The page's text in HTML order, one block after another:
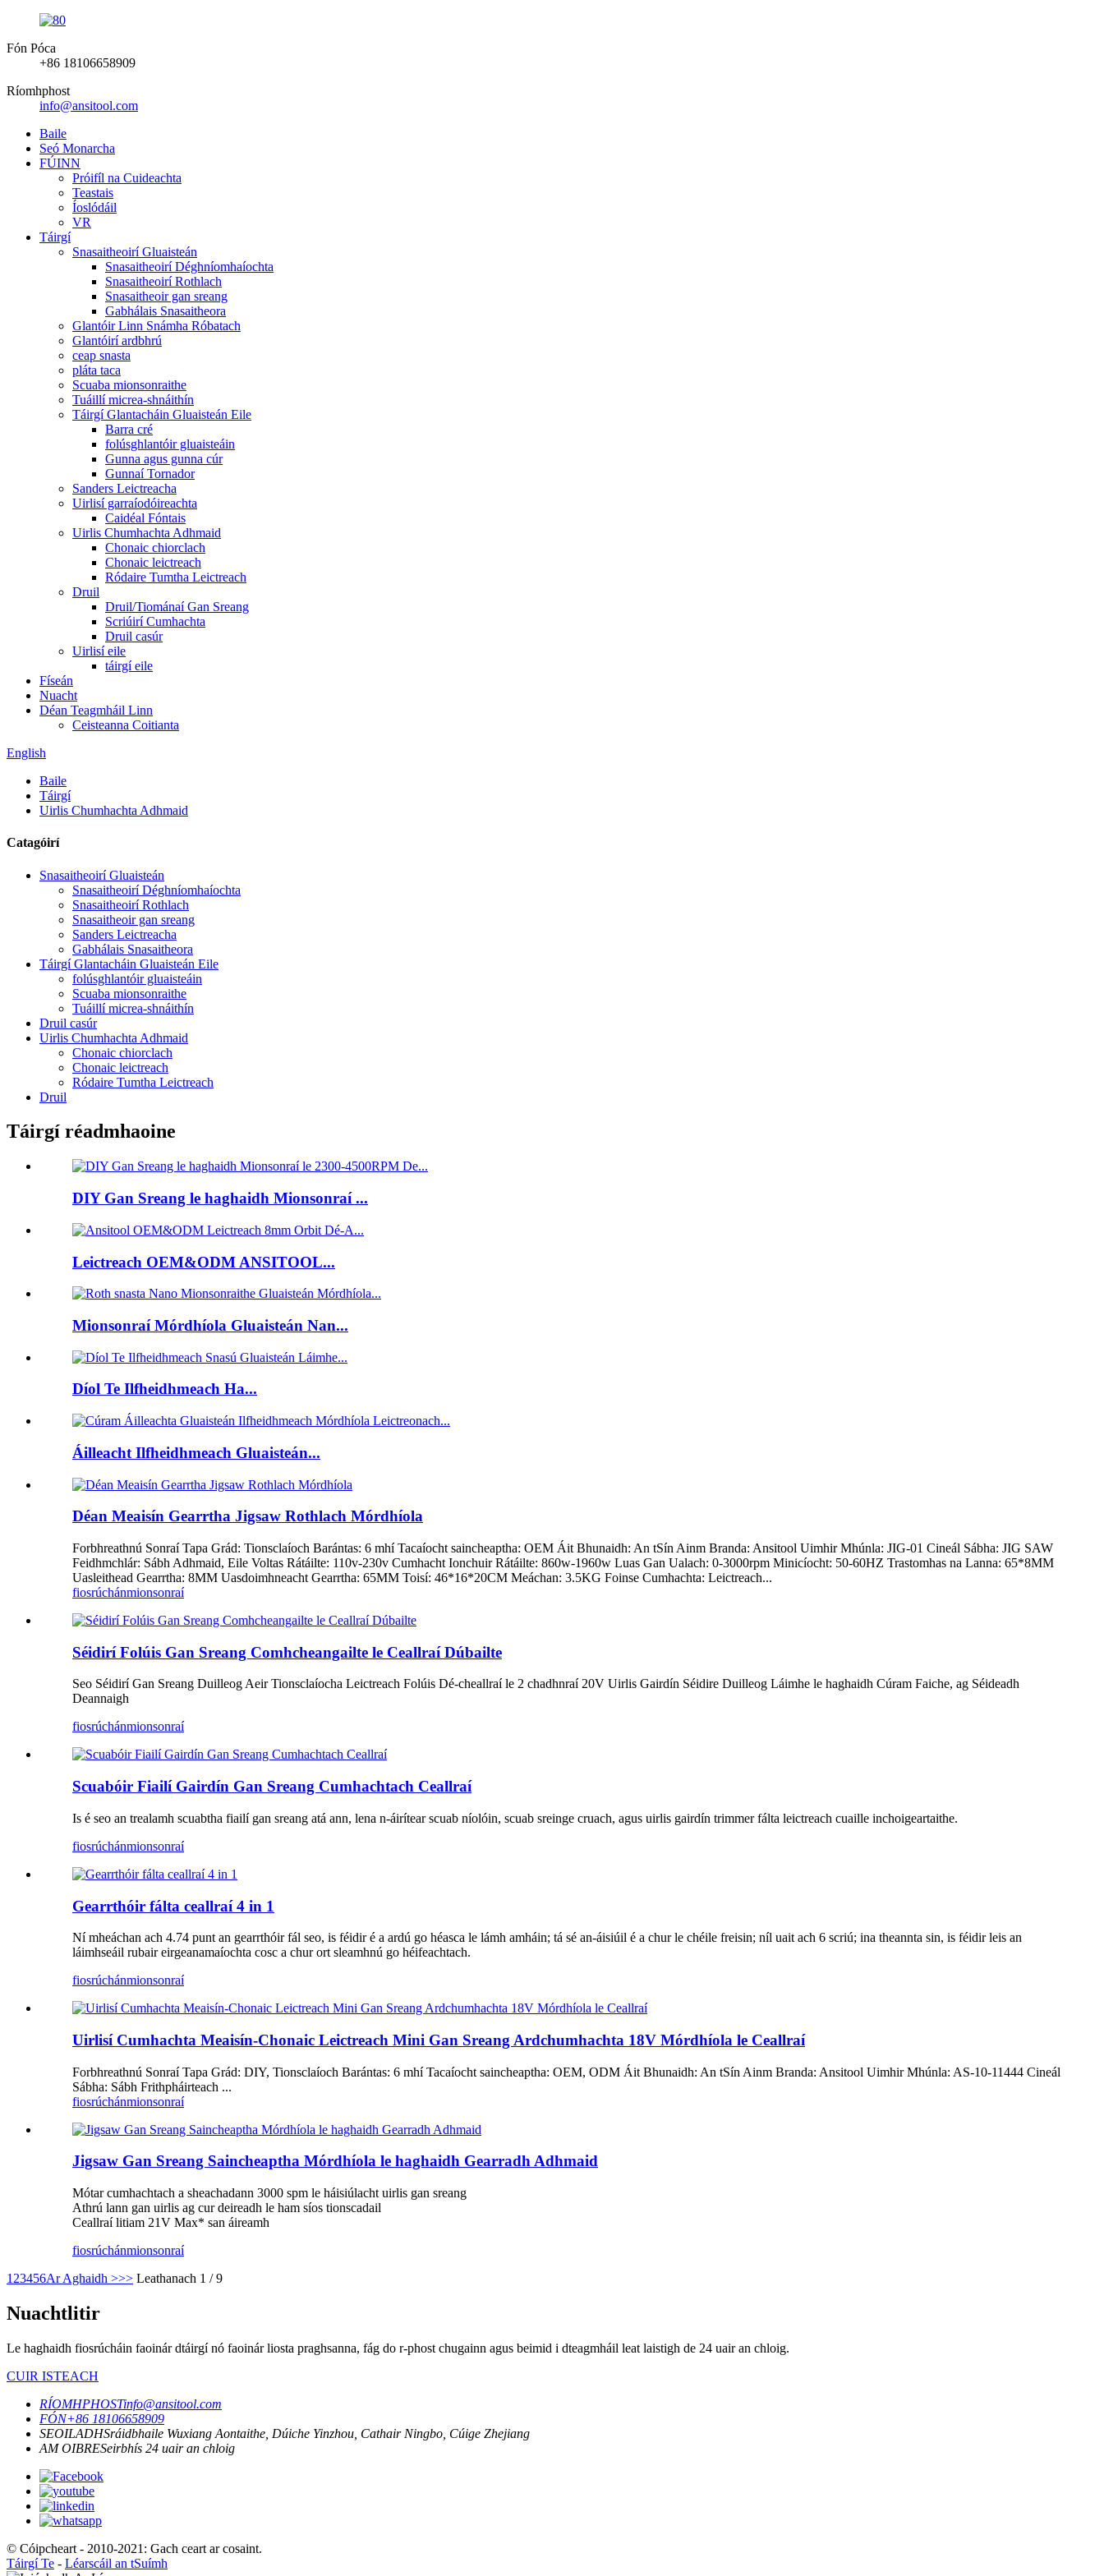
Fón Póca
+86 18106658909
Ríomhphost
info@ansitool.com
Baile
Seó Monarcha
FÚINN
Próifíl na Cuideachta
Teastais
Íoslódáil
VR
Táirgí
Snasaitheoirí Gluaisteán
Snasaitheoirí Déghníomhaíochta
Snasaitheoirí Rothlach
Snasaitheoir gan sreang
Gabhálais Snasaitheora
Glantóir Linn Snámha Róbatach
Glantóirí ardbhrú
ceap snasta
pláta taca
Scuaba mionsonraithe
Tuáillí micrea-shnáithín
Táirgí Glantacháin Gluaisteán Eile
Barra cré
folúsghlantóir gluaisteáin
Gunna agus gunna cúr
Gunnaí Tornador
Sanders Leictreacha
Uirlisí garraíodóireachta
Caidéal Fóntais
Uirlis Chumhachta Adhmaid
Chonaic chiorclach
Chonaic leictreach
Ródaire Tumtha Leictreach
Druil
Druil/Tiománaí Gan Sreang
Scriúirí Cumhachta
Druil casúr
Uirlisí eile
táirgí eile
Físeán
Nuacht
Déan Teagmháil Linn
Ceisteanna Coitianta
English
Baile
Táirgí
Uirlis Chumhachta Adhmaid
Catagóirí
Snasaitheoirí Gluaisteán
Snasaitheoirí Déghníomhaíochta
Snasaitheoirí Rothlach
Snasaitheoir gan sreang
Sanders Leictreacha
Gabhálais Snasaitheora
Táirgí Glantacháin Gluaisteán Eile
folúsghlantóir gluaisteáin
Scuaba mionsonraithe
Tuáillí micrea-shnáithín
Druil casúr
Uirlis Chumhachta Adhmaid
Chonaic chiorclach
Chonaic leictreach
Ródaire Tumtha Leictreach
Druil
Táirgí réadmhaoine
DIY Gan Sreang le haghaidh Mionsonraí ...
Leictreach OEM&ODM ANSITOOL...
Mionsonraí Mórdhíola Gluaisteán Nan...
Díol Te Ilfheidhmeach Ha...
Áilleacht Ilfheidhmeach Gluaisteán...
Déan Meaisín Gearrtha Jigsaw Rothlach Mórdhíola
Forbhreathnú Sonraí Tapa Grád: Tionsclaíoch Barántas: 6 mhí Tacaíocht saincheaptha: OEM Áit Bhunaidh: An tSín Ainm Branda: Ansitool Uimhir Mhúnla: JIG-01 Cineál Sábha: JIG SAW
Feidhmchlár: Sábh Adhmaid, Eile Voltas Rátáilte: 110v-230v Cumhacht Ionchuir Rátáilte: 860w-1960w Luas Gan Ualach: 0-3000rpm Minicíocht: 50-60HZ Trastomhas na Lanna: 65*8MM
Uasleithead Gearrtha: 8MM Uasdoimhneacht Gearrtha: 65MM Toisí: 46*16*20CM Meáchan: 3.5KG Foinse Cumhachta: Leictreach...
fiosrúchánmionsonraí
Séidirí Folúis Gan Sreang Comhcheangailte le Ceallraí Dúbailte
Seo Séidirí Gan Sreang Duilleog Aeir Tionsclaíocha Leictreach Folúis Dé-cheallraí le 2 chadhnraí 20V Uirlis Gairdín Séidire Duilleog Láimhe le haghaidh Cúram Faiche, ag Séideadh
Deannaigh
fiosrúchánmionsonraí
Scuabóir Fiailí Gairdín Gan Sreang Cumhachtach Ceallraí
Is é seo an trealamh scuabtha fiailí gan sreang atá ann, lena n-áirítear scuab níolóin, scuab sreinge cruach, agus uirlis gairdín trimmer fálta leictreach cuaille inchoigeartaithe.
fiosrúchánmionsonraí
Gearrthóir fálta ceallraí 4 in 1
Ní mheáchan ach 4.74 punt an gearrthóir fál seo, is féidir é a ardú go héasca le lámh amháin; tá sé an-áisiúil é a chur le chéile freisin; níl uait ach 6 scriú; ina theannta sin, is féidir leis an
láimhseáil rubair eirgeanamaíochta cosc ​​a chur ort sleamhnú go héifeachtach.
fiosrúchánmionsonraí
Uirlisí Cumhachta Meaisín-Chonaic Leictreach Mini Gan Sreang Ardchumhachta 18V Mórdhíola le Ceallraí
Forbhreathnú Sonraí Tapa Grád: DIY, Tionsclaíoch Barántas: 6 mhí Tacaíocht saincheaptha: OEM, ODM Áit Bhunaidh: An tSín Ainm Branda: Ansitool Uimhir Mhúnla: AS-10-11444 Cineál
Sábha: Sábh Frithpháirteach ...
fiosrúchánmionsonraí
Jigsaw Gan Sreang Saincheaptha Mórdhíola le haghaidh Gearradh Adhmaid
Mótar cumhachtach a sheachadann 3000 spm le háisiúlacht uirlis gan sreang
Athrú lann gan uirlis ag cur deireadh le ham síos tionscadail
Ceallraí litiam 21V Max* san áireamh
fiosrúchánmionsonraí
1 23456Ar Aghaidh >>> Leathanach 1 / 9
Nuachtlitir
Le haghaidh fiosrúcháin faoinár dtáirgí nó faoinár liosta praghsanna, fág do r-phost chugainn agus beimid i dteagmháil leat laistigh de 24 uair an chloig.
CUIR ISTEACH
RÍOMHPHOSTinfo@ansitool.com
FÓN+86 18106658909
SEOILADHSráidbhaile Wuxiang Aontaithe, Dúiche Yinzhou, Cathair Ningbo, Cúige Zhejiang
AM OIBRESeirbhís 24 uair an chloig
© Cóipcheart - 2010-2021: Gach ceart ar cosaint.
Táirgí Te - Léarscáil an tSuímh